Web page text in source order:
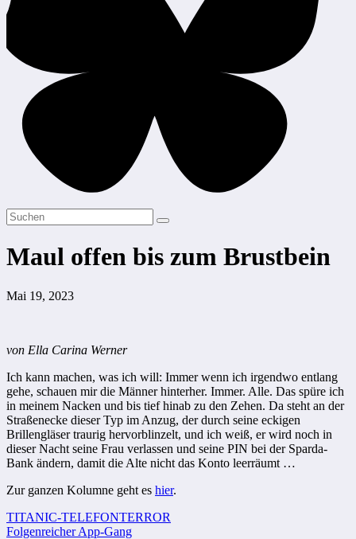
Maul offen bis zum Brustbein
Mai 19, 2023
von Ella Carina Werner
Ich kann machen, was ich will: Immer wenn ich irgendwo entlang
gehe, schauen mir die Männer hinterher. Immer. Alle. Das spüre ich
in meinem Nacken und bis tief hinab zu den Zehen. Da steht an der
Straßenecke dieser Typ im Anzug, der durch seine eckigen
Brillengläser traurig hervorblinzelt, und ich weiß, er wird noch in
dieser Nacht seine Frau verlassen und seine PIN bei der Sparda-
Bank ändern, damit die Alte nicht das Konto leerräumt …
Zur ganzen Kolumne geht es hier.
Beitragsnavigation
TITANIC-TELEFONTERROR
Folgenreicher App-Gang